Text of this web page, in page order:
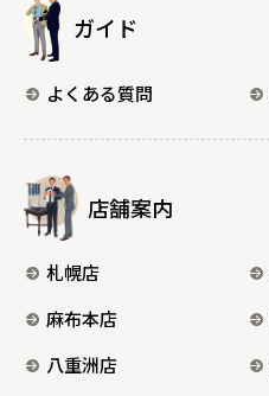
ガイド
よくある質問
店舗案内
札幌店
麻布本店
八重洲店